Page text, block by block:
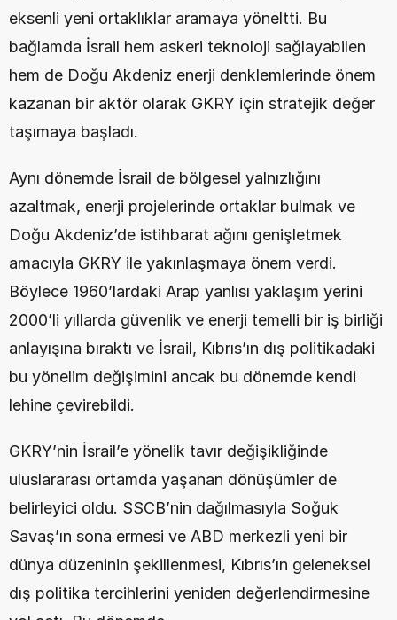
eksenli yeni ortaklıklar aramaya yöneltti. Bu
bağlamda İsrail hem askeri teknoloji sağlayabilen
hem de Doğu Akdeniz enerji denklemlerinde önem
kazanan bir aktör olarak GKRY için stratejik değer
taşımaya başladı.
Aynı dönemde İsrail de bölgesel yalnızlığını
azaltmak, enerji projelerinde ortaklar bulmak ve
Doğu Akdeniz’de istihbarat ağını genişletmek
amacıyla GKRY ile yakınlaşmaya önem verdi.
Böylece 1960’lardaki Arap yanlısı yaklaşım yerini
2000’li yıllarda güvenlik ve enerji temelli bir iş birliği
anlayışına bıraktı ve İsrail, Kıbrıs’ın dış politikadaki
bu yönelim değişimini ancak bu dönemde kendi
lehine çevirebildi.
GKRY’nin İsrail’e yönelik tavır değişikliğinde
uluslararası ortamda yaşanan dönüşümler de
belirleyici oldu. SSCB’nin dağılmasıyla Soğuk
Savaş’ın sona ermesi ve ABD merkezli yeni bir
dünya düzeninin şekillenmesi, Kıbrıs’ın geleneksel
dış politika tercihlerini yeniden değerlendirmesine